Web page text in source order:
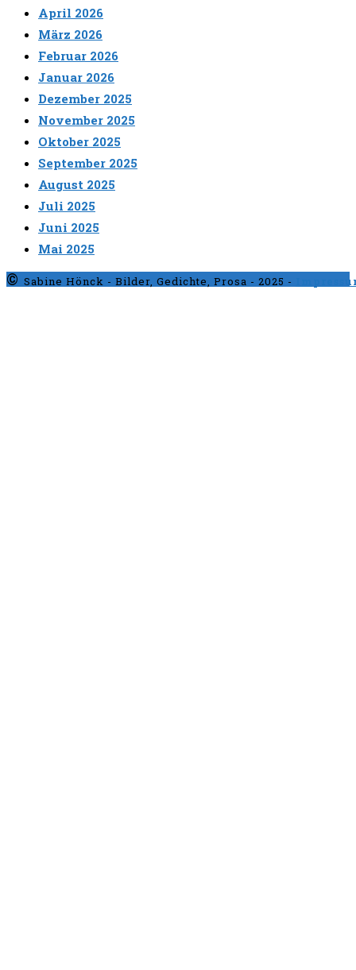
April 2026
März 2026
Februar 2026
Januar 2026
Dezember 2025
November 2025
Oktober 2025
September 2025
August 2025
Juli 2025
Juni 2025
Mai 2025
© Sabine Hönck - Bilder, Gedichte, Prosa - 2025 -